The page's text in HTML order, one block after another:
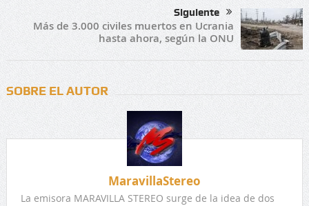
Siguiente
Más de 3.000 civiles muertos en Ucrania
hasta ahora, según la ONU
SOBRE EL AUTOR
MaravillaStereo
La emisora MARAVILLA STEREO surge de la idea de dos